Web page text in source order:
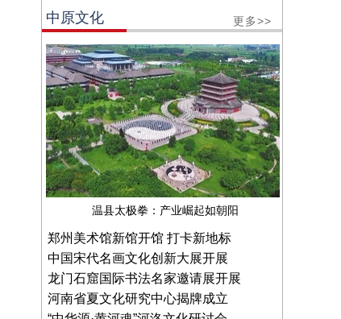
中原文化 更多>>
温县太极拳：产业崛起如朝阳
郑州美术馆新馆开馆 打卡新地标
中国宋代名画文化创新大展开展
龙门石窟国际书法名家邀请展开展
河南省夏文化研究中心揭牌成立